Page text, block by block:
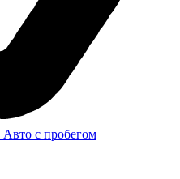
Авто с пробегом